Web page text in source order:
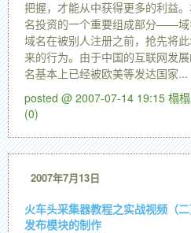
把握，才能从中获得更多的利益
名投资的一个重要组成部分——
域名在被别人注册之前，抢先将
来的行为。由于中国的互联网发
名基本上已经被欧美等发达国家...
posted @ 2007-07-14 19:15 榻
(0)
2007年7月13日
火车头采集器教程之实战视频（
发布模块的制作